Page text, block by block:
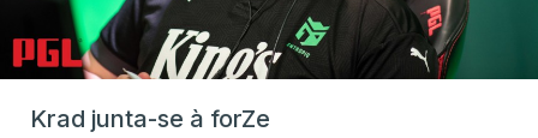
Krad junta-se à forZe